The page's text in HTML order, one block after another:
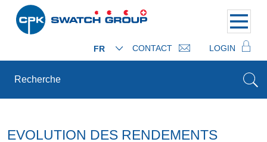
FR CONTACT LOGIN
EVOLUTION DES RENDEMENTS